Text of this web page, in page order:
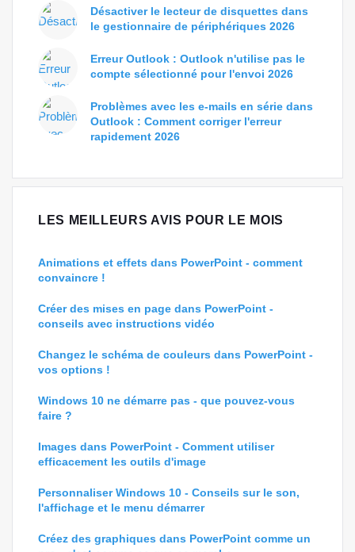
Désactiver le lecteur de disquettes dans
le gestionnaire de périphériques 2026
Erreur Outlook : Outlook n'utilise pas le
compte sélectionné pour l'envoi 2026
Problèmes avec les e-mails en série dans
Outlook : Comment corriger l'erreur
rapidement 2026
LES MEILLEURS AVIS POUR LE MOIS
Animations et effets dans PowerPoint - comment
convaincre !
Créer des mises en page dans PowerPoint -
conseils avec instructions vidéo
Changez le schéma de couleurs dans PowerPoint -
vos options !
Windows 10 ne démarre pas - que pouvez-vous
faire ?
Images dans PowerPoint - Comment utiliser
efficacement les outils d'image
Personnaliser Windows 10 - Conseils sur le son,
l'affichage et le menu démarrer
Créez des graphiques dans PowerPoint comme un